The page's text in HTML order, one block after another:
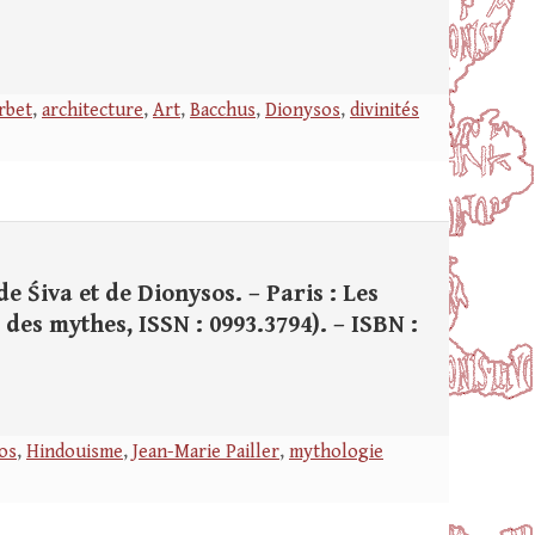
, architecture, Art, Bacchus, Dionysos, divinités
Śiva et de Dionysos. – Paris : Les
mythes, ISSN : 0993.3794). – ISBN :
, Hindouisme, Jean-Marie Pailler, mythologie